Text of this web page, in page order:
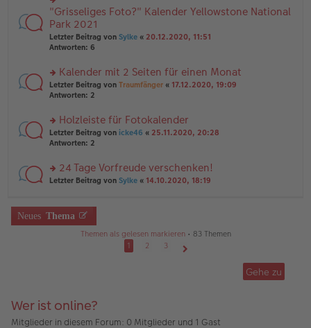
g
B
ei
tr
a
g
el
es
e
n
er
tr
a
g
rs
te
r
u
n
el
es
e
B
ei
tr
g
"Grisseliges Foto?" Kalender Yellowstone National
Park 2021
Letzter Beitrag von Sylke « 20.12.2020, 11:51
Antworten: 6
rs
te
n
g
el
e
n
ei
tr
Kalender mit 2 Seiten für einen Monat
Letzter Beitrag von Traumfänger « 17.12.2020, 19:09
Antworten: 2
rs
te
n
g
es
e
n
Holzleiste für Fotokalender
Letzter Beitrag von icke46 « 25.11.2020, 20:28
Antworten: 2
rs
u
n
ei
a
24 Tage Vorfreude verschenken!
Letzter Beitrag von Sylke « 14.10.2020, 18:19
Neues Thema
Themen als gelesen markieren• 83 Themen
1
2
3
Gehe zu
Wer ist online?
Mitglieder in diesem Forum: 0 Mitglieder und 1 Gast